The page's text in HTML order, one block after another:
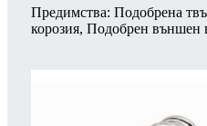
Предимства: Подобрена
корозия, Подобрен външен